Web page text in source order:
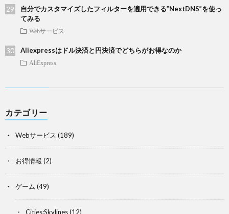
自分でカスタマイズしたフィルターを適用できる”NextDNS”を使っ
てみる
Webサービス
Aliexpressはドル決済と円決済でどちらがお得なのか
AliExpress
カテゴリー
Webサービス (189)
お得情報 (2)
ゲーム (49)
Cities:Skylines(12)